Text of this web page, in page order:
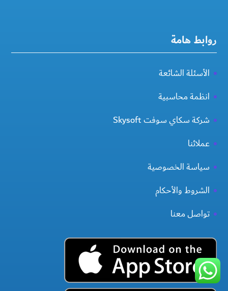
روابط هامة
الأسئلة الشائعة
انظمة محاسبية
شركة سكاي سوفت Skysoft
عملائنا
سياسة الخصوصية
الشروط والأحكام
تواصل معنا